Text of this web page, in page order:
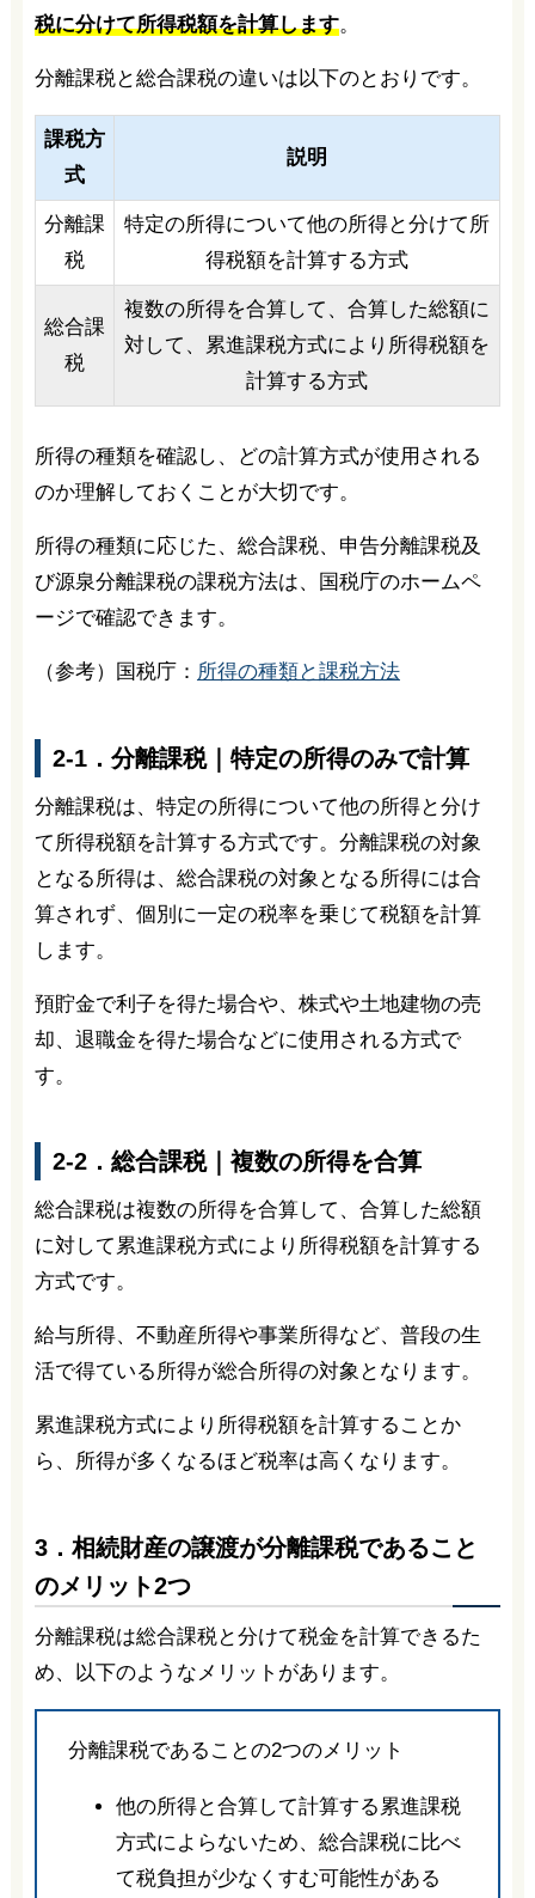
税に分けて所得税額を計算します。
分離課税と総合課税の違いは以下のとおりです。
課税方
式
説明
分離課
税
特定の所得について他の所得と分けて所
得税額を計算する方式
総合課
税
複数の所得を合算して、合算した総額に
対して、累進課税方式により所得税額を
計算する方式
所得の種類を確認し、どの計算方式が使用される
のか理解しておくことが大切です。
所得の種類に応じた、総合課税、申告分離課税及
び源泉分離課税の課税方法は、国税庁のホームペ
ージで確認できます。
（参考）国税庁： 所得の種類と課税方法
2-1．分離課税｜特定の所得のみで計算
分離課税は、特定の所得について他の所得と分け
て所得税額を計算する方式です。分離課税の対象
となる所得は、総合課税の対象となる所得には合
算されず、個別に一定の税率を乗じて税額を計算
します。
預貯金で利子を得た場合や、株式や土地建物の売
却、退職金を得た場合などに使用される方式で
す。
2-2．総合課税｜複数の所得を合算
総合課税は複数の所得を合算して、合算した総額
に対して累進課税方式により所得税額を計算する
方式です。
給与所得、不動産所得や事業所得など、普段の生
活で得ている所得が総合所得の対象となります。
累進課税方式により所得税額を計算することか
ら、所得が多くなるほど税率は高くなります。
3．相続財産の譲渡が分離課税であること
のメリット2つ
分離課税は総合課税と分けて税金を計算できるた
め、以下のようなメリットがあります。
分離課税であることの2つのメリット
他の所得と合算して計算する累進課税
方式によらないため、総合課税に比べ
て税負担が少なくすむ可能性がある